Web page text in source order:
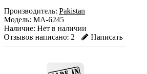
Производитель: Pakistan
Модель: MA-6245
Наличие: Нет в наличии
Отзывов написано: 2 Написать